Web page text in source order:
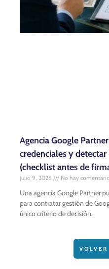
Agencia Google
credenciales y
(checklist antes de
julio 9, 2026 No hay
Una agencia Google Partner
para contratar gestión de
único criterio de decisión.